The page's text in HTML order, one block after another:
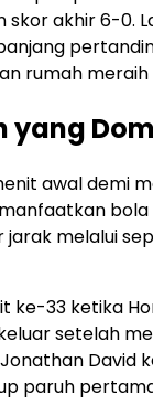
akhir 6-0.
rumah meraih
yang
awal demi
melalui
ke-33 ketika
setelah
David
paruh